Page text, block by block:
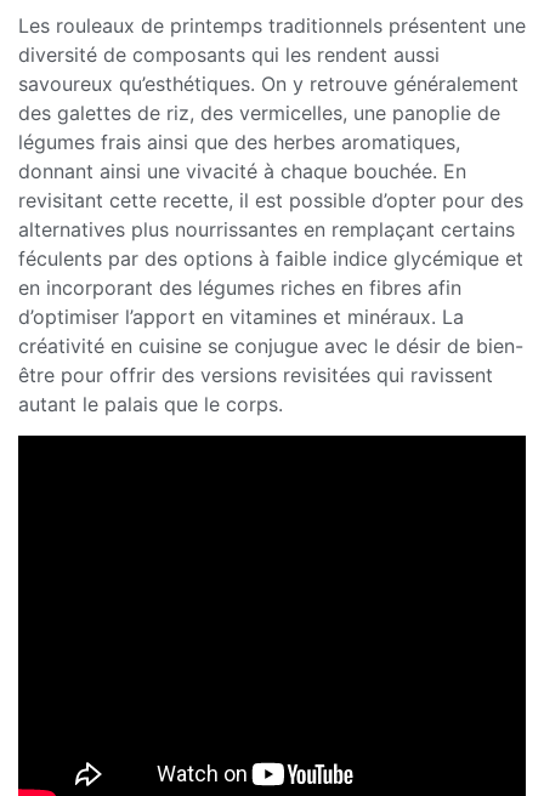
Les rouleaux de printemps traditionnels présentent une
diversité de composants qui les rendent aussi
savoureux qu’esthétiques. On y retrouve généralement
des galettes de riz, des vermicelles, une panoplie de
légumes frais ainsi que des herbes aromatiques,
donnant ainsi une vivacité à chaque bouchée. En
revisitant cette recette, il est possible d’opter pour des
alternatives plus nourrissantes en remplaçant certains
féculents par des options à faible indice glycémique et
en incorporant des légumes riches en fibres afin
d’optimiser l’apport en vitamines et minéraux. La
créativité en cuisine se conjugue avec le désir de bien-
être pour offrir des versions revisitées qui ravissent
autant le palais que le corps.